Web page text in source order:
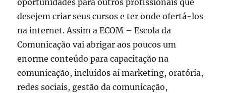
oportunidades para outros profissionais que
desejem criar seus cursos e ter onde ofertá-los
na internet. Assim a ECOM – Escola da
Comunicação vai abrigar aos poucos um
enorme conteúdo para capacitação na
comunicação, incluídos aí marketing, oratória,
redes sociais, gestão da comunicação,